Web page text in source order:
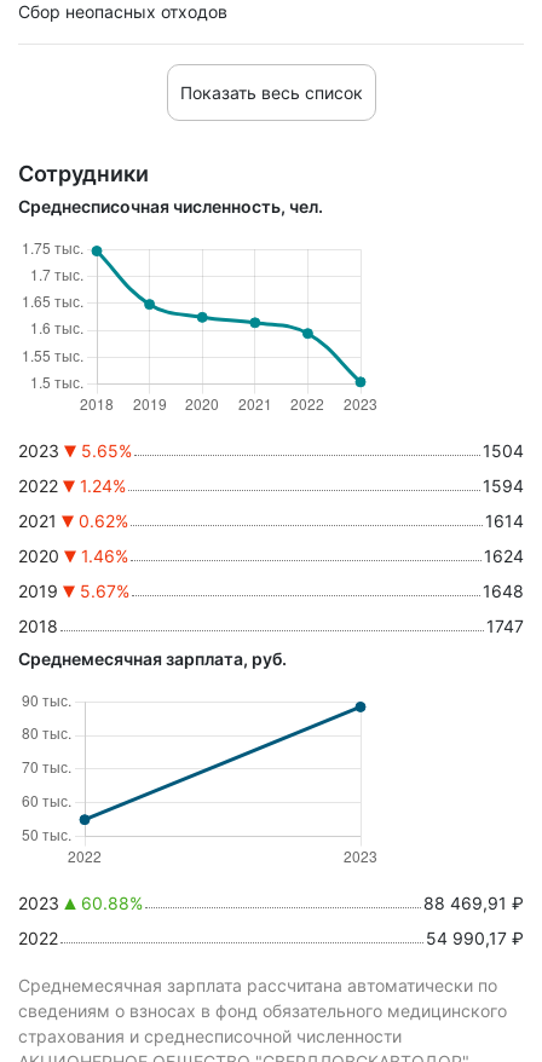
Сбор неопасных отходов
Показать весь список
Сотрудники
Среднесписочная численность, чел.
2023 5.65%
1504
2022
1.24%
1594
2021
0.62%
1614
2020
1.46%
1624
2019
5.67%
1648
2018
1747
Среднемесячная зарплата, руб.
2023 60.88%
88 469,91 ₽
2022
54 990,17 ₽
Среднемесячная зарплата рассчитана автоматически по
сведениям о взносах в фонд обязательного медицинского
страхования и среднесписочной численности